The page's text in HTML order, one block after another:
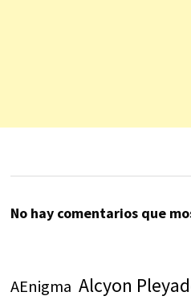
No hay comentarios que
AEnigma Alcyon